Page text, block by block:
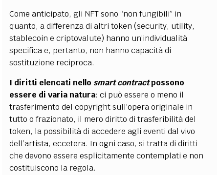
Come anticipato, gli NFT sono “non fungibili” in
quanto, a differenza di altri token (security, utility,
stablecoin e criptovalute) hanno un’individualità
specifica e, pertanto, non hanno capacità di
sostituzione reciproca.
I diritti elencati nello smart contractpossono
essere di varia natura: ci può essere o meno il
trasferimento del copyright sull’opera originale in
tutto o frazionato, il mero diritto di trasferibilità del
token, la possibilità di accedere agli eventi dal vivo
dell’artista, eccetera. In ogni caso, si tratta di diritti
che devono essere esplicitamente contemplati e non
costituiscono la regola.